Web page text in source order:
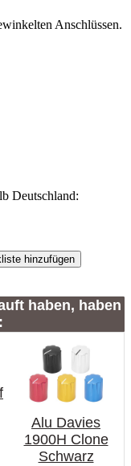
Anschlüssen.
Deutschland:
hinzufügen
haben, haben
Alu Davies
1900H Clone
Schwarz